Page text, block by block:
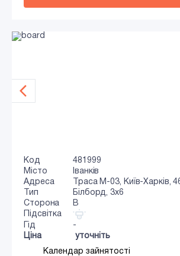
Код
481999
Місто
Іванків
Адреса
Траса M-03, Київ-Харків,
Тип
Білборд, 3x6
Сторона
B
Підсвітка
Гід
-
Ціна
уточніть
Календар зайнятості